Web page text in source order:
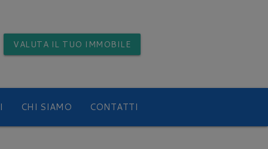
VALUTA IL TUO IMMOBILE
CHI SIAMO CONTATTI